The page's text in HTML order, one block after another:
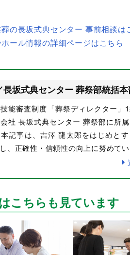
の長坂式典センター 事前相談は
ール情報の詳細ページはこちら
長坂式典センター 葬祭部統括
能審査制度「葬祭ディレクター」
社 長坂式典センター 葬祭部に所
記事は、吉澤 龍太郎をはじめと
、正確性・信頼性の向上に努めてい
こちらも見ています